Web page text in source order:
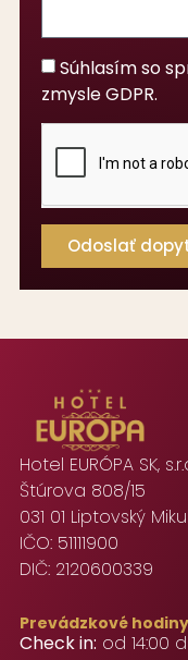
Súhlasím so
zmysle GDPR.
Odoslať
Hotel EURÓPA SK,
Štúrova 808/15
031 01 Liptovský
IČO: 51111900
DIČ: 2120600339
Prevádzkové hodiny
Check in: od 14:00